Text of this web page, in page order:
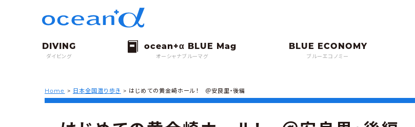
ダイビング オーシャナブルーマグ ブルーエコノミー
Home > 日本全国潜り歩き > はじめての黄金崎ホール！ ＠安良里・後編